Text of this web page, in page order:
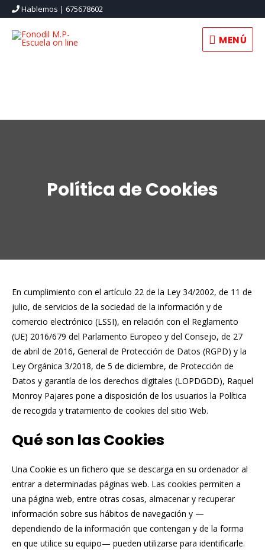
Hablemos | 675678602
MENÚ
MENÚ
Política de Cookies
En cumplimiento con el artículo 22 de la Ley 34/2002, de 11 de
julio, de servicios de la sociedad de la información y de
comercio electrónico (LSSI), en relación con el Reglamento
(UE) 2016/679 del Parlamento Europeo y del Consejo, de 27
de abril de 2016, General de Protección de Datos (RGPD) y la
Ley Orgánica 3/2018, de 5 de diciembre, de Protección de
Datos y garantía de los derechos digitales (LOPDGDD), Raquel
Monroy Pajares pone a disposición de los usuarios la Política
de recogida y tratamiento de cookies del sitio Web.
Qué son las Cookies
Una Cookie es un fichero que se descarga en su ordenador al
entrar a determinadas páginas web. Las cookies permiten a
una página web, entre otras cosas, almacenar y recuperar
información sobre sus hábitos de navegación y —
dependiendo de la información que contengan y de la forma
en que utilice su equipo— pueden utilizarse para identificarle.